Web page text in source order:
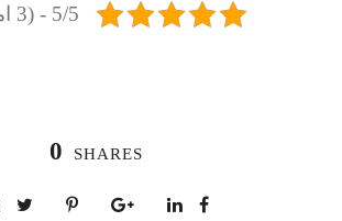
5/5 - (3 امتیاز)
0 SHARES